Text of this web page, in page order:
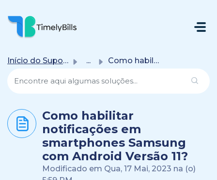
Ir Para O Conteúdo Principal
Início do Suporte ... Como habilitar notificações em smartphones Samsung com An...
Como habilitar
notificações em
smartphones Samsung
com Android Versão 11?
Modificado em Qua, 17 Mai, 2023 na (o)